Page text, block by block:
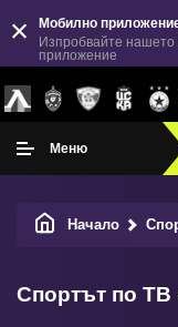
Мобилно
Изпробвайте нашето
приложение
Меню
Начало
Спортът по ТВ